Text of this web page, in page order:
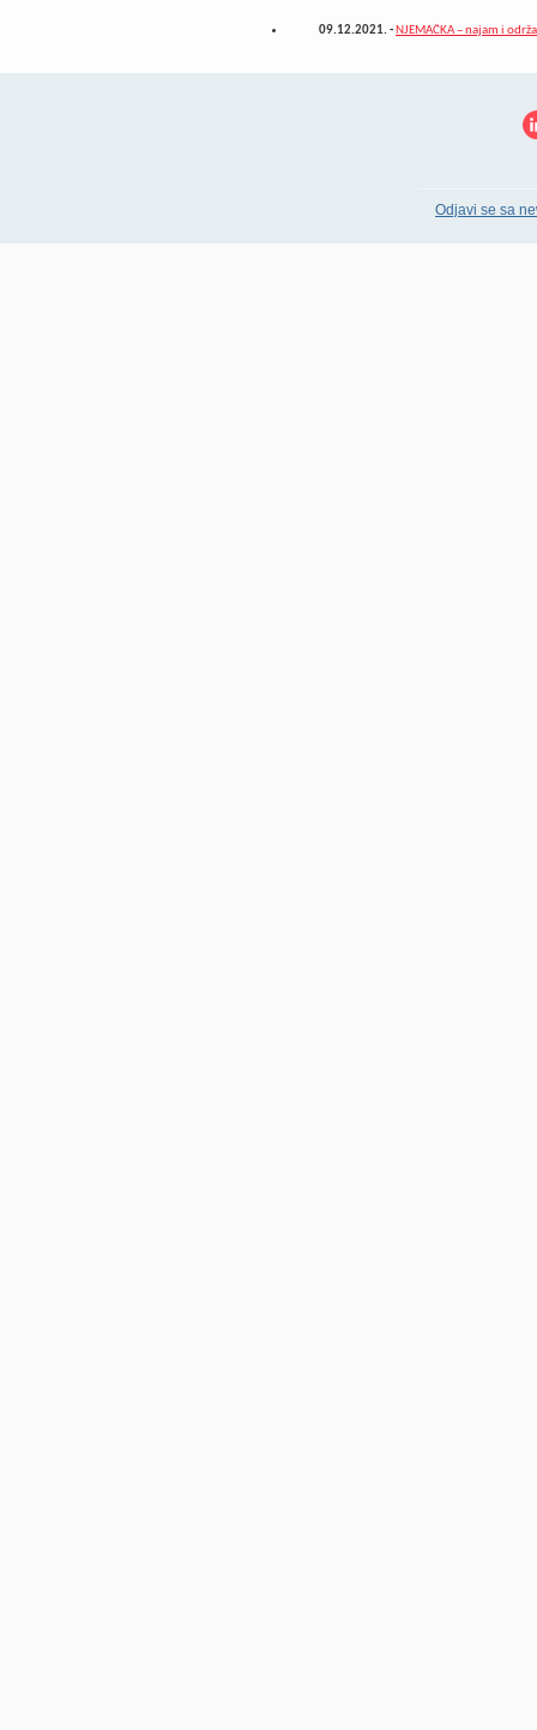
09.12.2021.- NJEMAČKA – najam i
Odjavi se sa